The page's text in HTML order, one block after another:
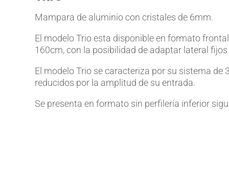
Mampara de aluminio con cristales de 6mm.
El modelo Trio esta disponible en formato
160cm, con la posibilidad de adaptar lateral
El modelo Trio se caracteriza por su sistema de
reducidos por la amplitud de su entrada.
Se presenta en formato sin perfilería inferior